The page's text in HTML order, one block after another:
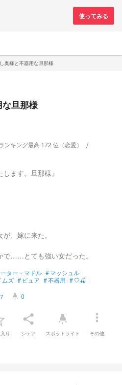
奥様と不器用な旦那様
旦那様
ンキング最高 172 位（恋愛）
ます。旦那様』
、嫁に来た。
で……とても強い女だった。
ター・マドル #マッシュル
ムズ # ピュア #不器用 #‎🤍🍒
highlight 0
り
share
シェア
highlight
スポットライト
more_vert
その他